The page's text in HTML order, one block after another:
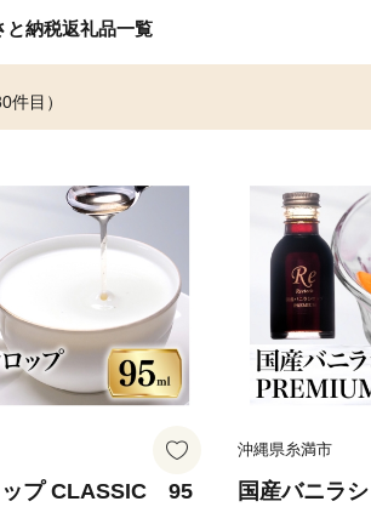
と納税返礼品一覧
件目）
ップ CLASSIC 95
沖縄県糸満市
国産バニラ